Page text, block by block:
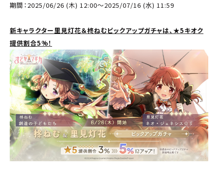
期間：2025/06/26 (木) 12:00～2025/07/16 (水) 11:59
新キャラクター里見灯花＆柊ねむピックアップガチャは、★5キオク
提供割合5%！